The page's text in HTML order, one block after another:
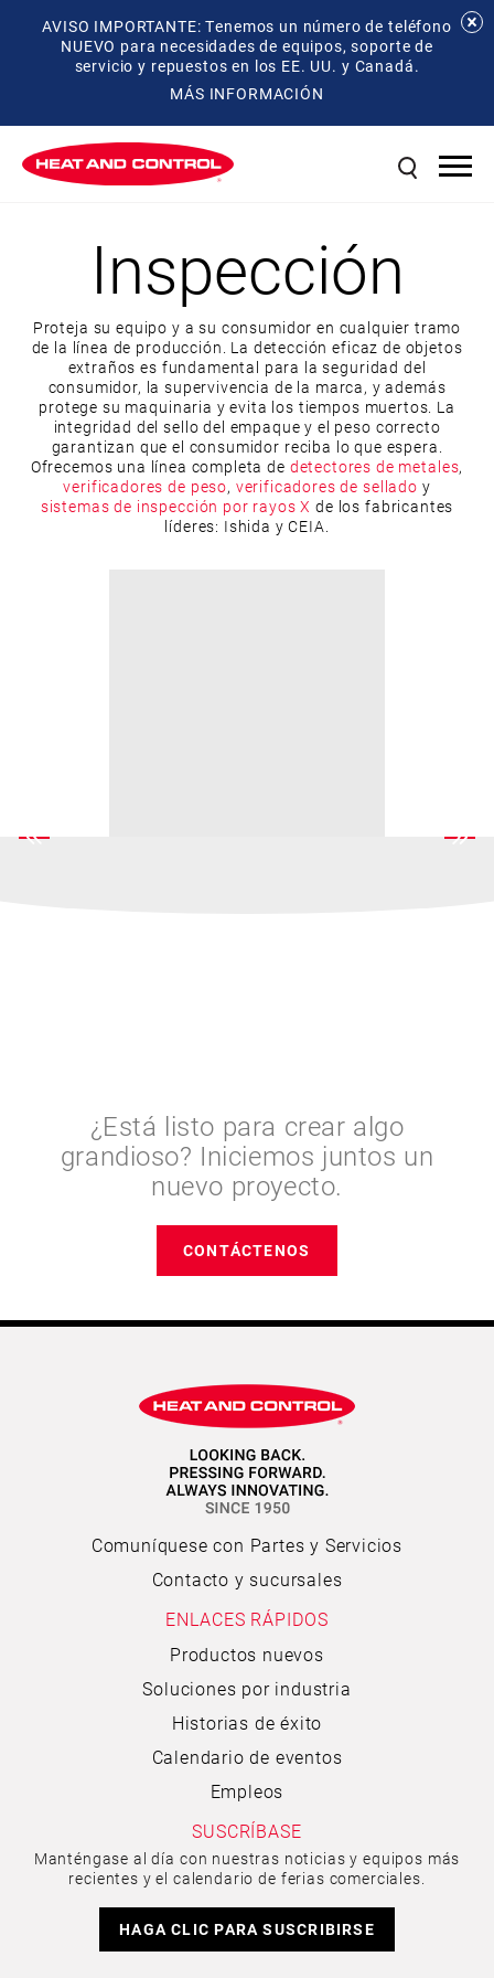
AVISO IMPORTANTE: Tenemos un número de teléfono
NUEVO para necesidades de equipos, soporte de
servicio y repuestos en los EE. UU. y Canadá.
MÁS INFORMACIÓN
Inspección
Proteja su equipo y a su consumidor en cualquier tramo
de la línea de producción. La detección eficaz de objetos
extraños es fundamental para la seguridad del
consumidor, la supervivencia de la marca, y además
protege su maquinaria y evita los tiempos muertos. La
integridad del sello del empaque y el peso correcto
garantizan que el consumidor reciba lo que espera.
Ofrecemos una línea completa de detectores de metales,
verificadores de peso, verificadores de sellado y
sistemas de inspección por rayos X de los fabricantes
líderes: Ishida y CEIA.
¿Está listo para crear algo
grandioso? Iniciemos juntos un
nuevo proyecto.
CONTÁCTENOS
Comuníquese con Partes y Servicios
Contacto y sucursales
ENLACES RÁPIDOS
Productos nuevos
Soluciones por industria
Historias de éxito
Calendario de eventos
Empleos
SUSCRÍBASE
Manténgase al día con nuestras noticias y equipos más
recientes y el calendario de ferias comerciales.
HAGA CLIC PARA SUSCRIBIRSE